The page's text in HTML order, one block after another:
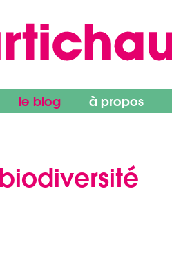
le blog à propos